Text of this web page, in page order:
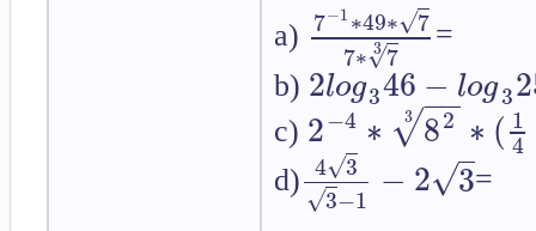
a) 7−1∗49∗ 7
√
7∗ 7
√
3
=
b) 2log346 − log3
c) 2−4 ∗ 82
−−
√
3 ∗ ( 1
4
d) 4 3
√
3
√ −1 − 2 3
√ =